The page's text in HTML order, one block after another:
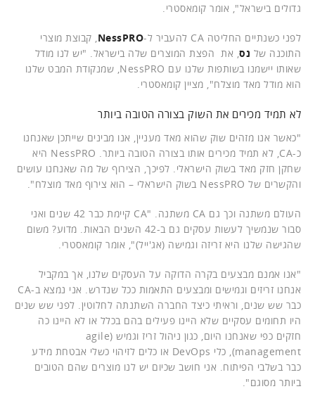
גדולים בישראל", אומר קומאסטרי.
לפני כשנתיים החליטה CA להעביר ל- NessPRO , קבוצת מוצרי
התוכנה של נס , את הפצת המוצרים שלה בישראל. "יש לנו מודל
שאותו יישמנו בשותפות שלנו עם NessPRO, שמנקודת המבט שלנו
הוא מודל מאד מוצלח", מציין קומאסטרי.
לא תמיד מכירים את השוק בצורה הטובה ביותר
"כאשר אנו מזהים שוק שהוא מאד מעניין, אנו מבינים שייתכן שאנחנו
כ-CA, לא תמיד מכירים אותו בצורה הטובה ביותר. NessPRO היא
שחקן חזק מאד בשוק הישראלי. לפיכך, הצירוף של מה שאנחנו עושים
והקשרים של NessPRO בשוק הישראלי – הוא צירוף מאד מוצלח".
העולם משתנה וכך גם CA משתנה. "CA קיימת כבר 42 שנים ואני
סבור שנמשיך לעשות עסקים גם ב-42 השנים הבאות. מדוע? משום
שהגישה שלנו היא זריזה וגמישה (אג'ייל)", אומר קומאסטרי.
"אנו אמנם מבצעים בקרה הדוקה על העסקים שלנו, אך במקביל
אנחנו זריזים וגמישים ומבצעים התאמות ככל שנדרש. אני נמצא ב-CA
כבר שש שנים, וראיתי כיצד החברה השתנתה לחלוטין. לפני שש שנים
היו תחומים עסקיים שלא היינו פעילים בהם בכלל או לא היינו כה
חזקים כפי שאנחנו היום, כגון ניהול זריז וגמיש (agile
management), כלי DevOps או כלים לזיהוי כשלי אבטחת מידע
כבר בשלבי הפיתוח. אני חושב שכיום יש לנו מוצרים שהם הטובים
ביותר מסוגם".